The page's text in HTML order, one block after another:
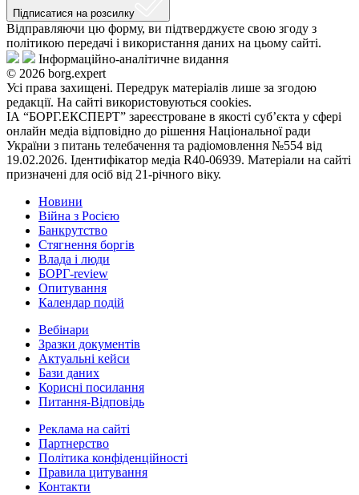
Підписатися на розсилку
Відправляючи цю форму, ви підтверджуєте свою згоду з
політикою передачі і використання даних на цьому сайті.
Інформаційно-аналітичне видання
© 2026 borg.expert
Усі права захищені. Передрук матеріалів лише за згодою
редакції. На сайті використовуються cookies.
ІА “БОРГ.ЕКСПЕРТ” зареєстроване в якості суб’єкта у сфері
онлайн медіа відповідно до рішення Національної ради
України з питань телебачення та радіомовлення №554 від
19.02.2026. Ідентифікатор медіа R40-06939. Матеріали на сайті
призначені для осіб від 21-річного віку.
Новини
Війна з Росією
Банкрутство
Стягнення боргiв
Влада i люди
БОРГ-review
Опитування
Календар подій
Вебінари
Зразки документів
Актуальні кейси
Бази даних
Корисні посилання
Питання-Відповідь
Реклама на сайтi
Партнерство
Політика конфіденційності
Правила цитування
Контакти